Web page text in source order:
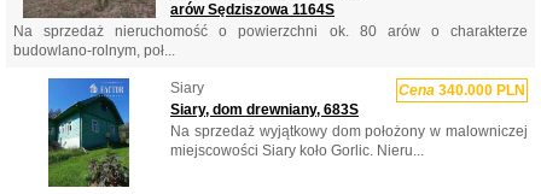
arów Sędziszowa 1164S
Na sprzedaż nieruchomość o powierzchni ok. 80 arów o charakterze
budowlano-rolnym, poł...
Siary Cena 340.000 PLN
Siary, dom drewniany, 683S
Na sprzedaż wyjątkowy dom położony w malowniczej
miejscowości Siary koło Gorlic. Nieru...